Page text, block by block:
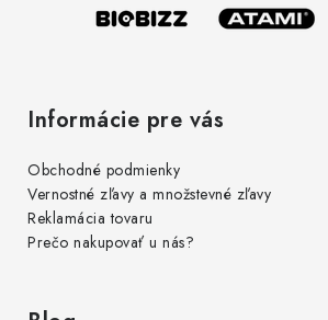
Informácie pre vás
Obchodné podmienky
Vernostné zľavy a množstevné zľavy
Reklamácia tovaru
Prečo nakupovať u nás?